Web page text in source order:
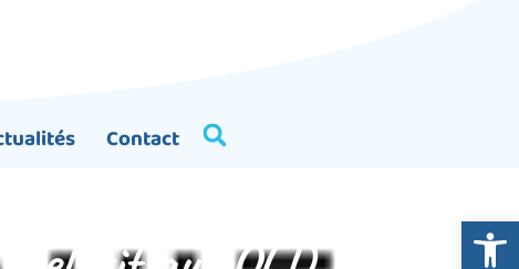
Ouvrir
Contact